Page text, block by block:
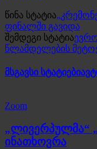
წინა სტატია
ფინალში გავიდა
შემდეგი სტატიაევრო
წლამდელების
მსგავსი სტატიები
Zoom
„ლივერპულმა“
ინათხოვრა